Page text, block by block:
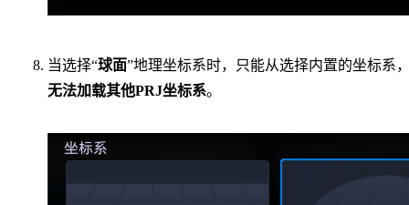
当选择“球面”地理坐标系时，只能从选择内置的坐标系
无法加载其他PRJ坐标系。